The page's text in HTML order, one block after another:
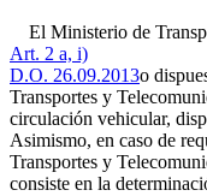
El Ministerio de
Art. 2 a, i)
D.O. 26.09.2013o
Transportes y
circulación vehicular,
Asimismo, en caso de
Transportes y
consiste en la